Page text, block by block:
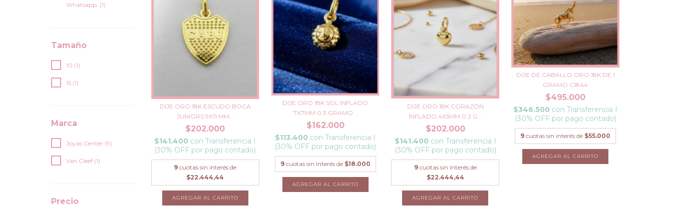
Whatsapp. (1)
Tamaño
10 (1)
15 (1)
Marca
Joyas Center (9)
Van Cleef (1)
Precio
DIJE ORO 18K ESCUDO BOCA
JUNIORS 9X11 MM...
$202.000
$141.400 con Transferencia I
(30% OFF por pago contado)
9 cuotas sin interés de
$22.444,44
DIJE ORO 18K SOL INFLADO
7X7MM 0.3 GRAMO...
$162.000
$113.400 con Transferencia I
(30% OFF por pago contado)
9 cuotas sin interés de $18.000
DIJE ORO 18K CORAZÓN
INFLADO 4X5MM 0.2 G...
$202.000
$141.400 con Transferencia I
(30% OFF por pago contado)
9 cuotas sin interés de
$22.444,44
DIJE DE CABALLO ORO 18K DE 1
GRAMO C1844
$495.000
$346.500 con Transferencia I
(30% OFF por pago contado)
9 cuotas sin interés de $55.000